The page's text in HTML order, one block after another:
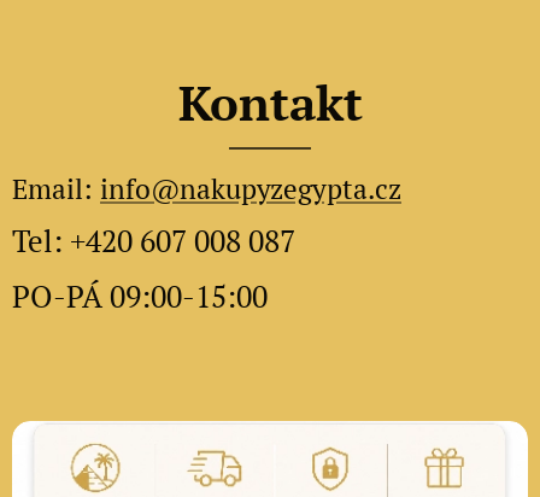
Kontakt
Email: info@nakupyzegypta.cz
Tel: +420 607 008 087
PO-PÁ 09:00-15:00